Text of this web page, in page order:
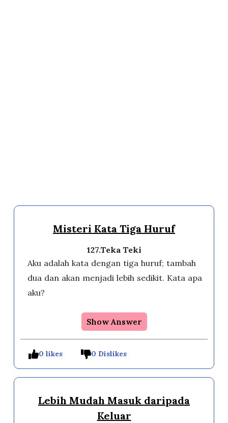
Misteri Kata Tiga Huruf
127.Teka Teki
Aku adalah kata dengan tiga huruf; tambah
dua dan akan menjadi lebih sedikit. Kata apa
aku?
Show Answer
0 likes 0 Dislikes
Lebih Mudah Masuk daripada
Keluar